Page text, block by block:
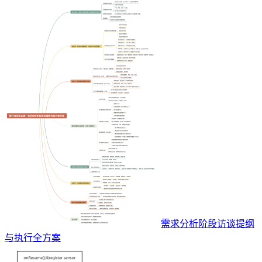
需求分析阶段访谈提纲
与执行全方案